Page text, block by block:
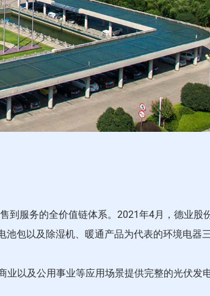
到服务的全价值链体系。2021年4月，德业股
包以及除湿机、暖通产品为代表的环境电器
以及公用事业等应用场景提供完整的光伏发